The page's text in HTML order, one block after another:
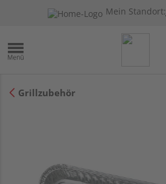
Mein Standort:
Grillzubehör